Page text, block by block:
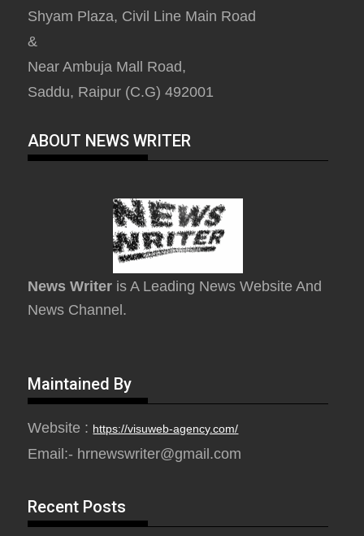
Shyam Plaza, Civil Line Main Road
&
Near Ambuja Mall Road,
Saddu, Raipur (C.G) 492001
ABOUT NEWS WRITER
News Writer is A Leading News Website And
News Channel.
Maintained By
Website : https://visuweb-agency.com/
Email:- hrnewswriter@gmail.com
Recent Posts